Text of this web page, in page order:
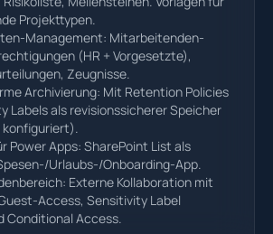
Projekttypen.
Management: Mitarbeitenden-
(HR + Vorgesetzte),
Zeugnisse.
Archivierung: Mit Retention Policies
Labels als revisionssicherer Speicher
Power Apps: SharePoint List als
Urlaubs-/Onboarding-App.
Externe Kollaboration mit
Access, Sensitivity Label
Conditional Access.